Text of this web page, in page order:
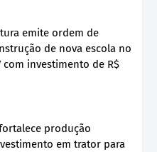
emite ordem de
de nova escola no
com investimento de R$
produção
em trator para